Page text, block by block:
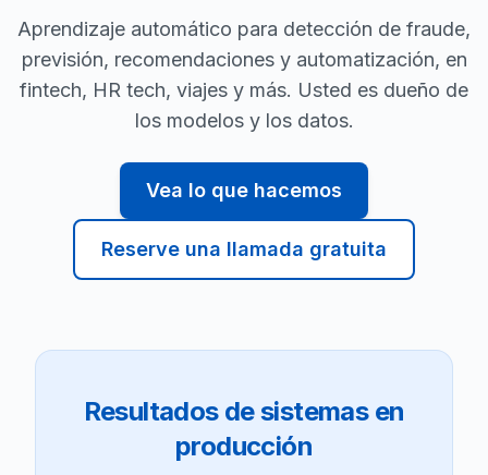
Aprendizaje automático para detección de fraude,
previsión, recomendaciones y automatización, en
fintech, HR tech, viajes y más. Usted es dueño de
los modelos y los datos.
Vea lo que hacemos
Reserve una llamada gratuita
Resultados de sistemas en
producción